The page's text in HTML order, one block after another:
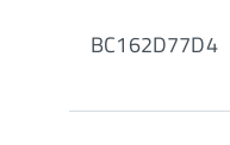
BC162D77D4